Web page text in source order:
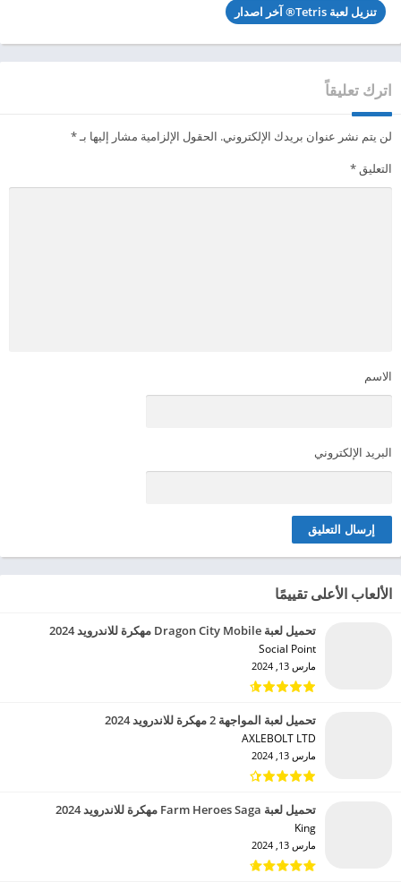
تنزيل لعبة Tetris® آخر اصدار
اترك تعليقاً
لن يتم نشر عنوان بريدك الإلكتروني. الحقول الإلزامية مشار إليها بـ*
التعليق*
الاسم
البريد الإلكتروني
الألعاب الأعلى تقييمًا
تحميل لعبة Dragon City Mobile مهكرة للاندرويد 2024
Social Point‏
مارس 13, 2024
تحميل لعبة المواجهة 2 مهكرة للاندرويد 2024
AXLEBOLT LTD‏
مارس 13, 2024
تحميل لعبة Farm Heroes Saga مهكرة للاندرويد 2024
King‏
مارس 13, 2024